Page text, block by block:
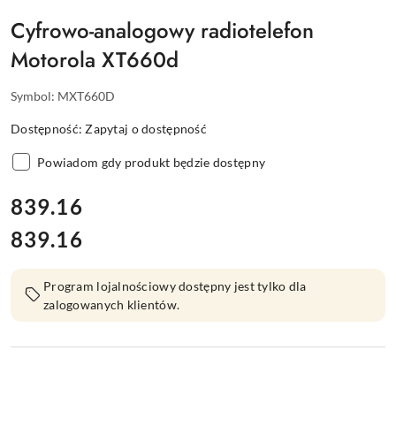
Cyfrowo-analogowy radiotelefon
Motorola XT660d
Symbol: MXT660D
Dostępność:Zapytaj o dostępność
Powiadom gdy produkt będzie dostępny
cena:
839.16
Cena:
839.16
Program lojalnościowy dostępny jest tylko dla
zalogowanych klientów.